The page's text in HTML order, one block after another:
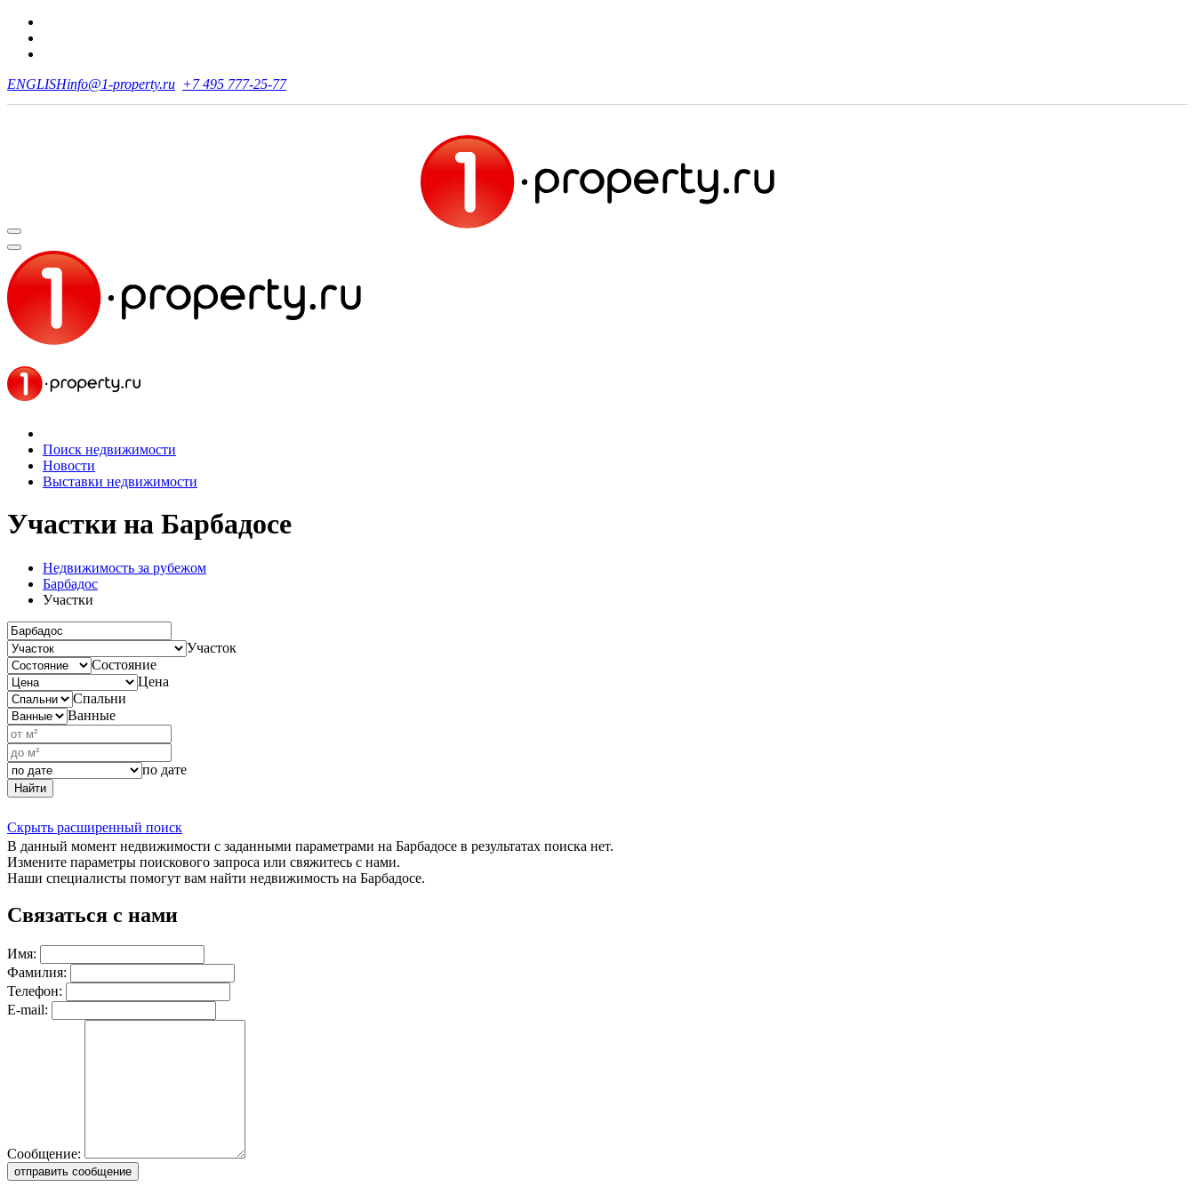
ENGLISHinfo@1-property.ru +7 495 777-25-77
Поиск недвижимости
Новости
Выставки недвижимости
Участки на Барбадосе
Недвижимость за рубежом
Барбадос
Участки
Участок
Состояние
Цена
Спальни
Ванные
по дате
Найти
Скрыть расширенный поиск
В данный момент недвижимости с заданными параметрами на Барбадосе в результатах поиска нет.
Измените параметры поискового запроса или свяжитесь с нами.
Наши специалисты помогут вам найти недвижимость на Барбадосе.
Связаться с нами
Имя:
Фамилия:
Телефон:
E-mail:
Сообщение:
отправить сообщение